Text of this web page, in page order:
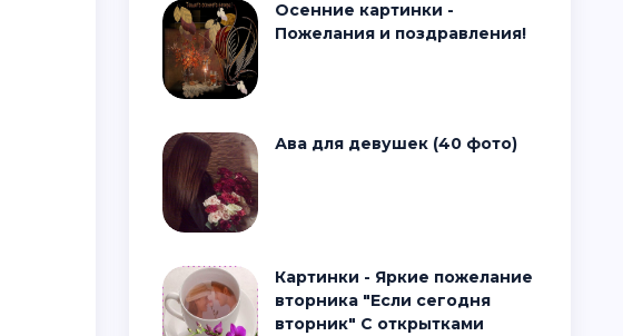
Осенние картинки -
Пожелания и поздравления!
Ава для девушек (40 фото)
Картинки - Яркие пожелание
вторника "Если сегодня
вторник" С открытками